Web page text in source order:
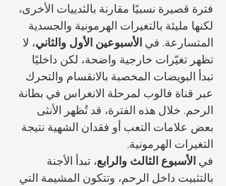
فترة قصيرة نسبيًا مقارنة بالثدييات الأخرى،
لكنها مليئة بالتغيرات الهرمونية والجسدية
المتسارعة. في الأسبوعين الأول والثاني، لا
تظهر تغيّرات خارجية واضحة، لكن داخليًا
تبدأ البويضات المخصبة بالانقسام والتحرك
عبر قناة فالوب لمرحلة الانغراس في بطانة
الرحم. خلال هذه الفترة، قد تُظهر الأنثى
بعض علامات التعب أو فقدان الشهية نتيجة
التغيرات الهرمونية.
في الأسبوع الثالث والرابع، تبدأ الأجنة
بالتثبيت داخل الرحم، وتتكون المشيمة التي